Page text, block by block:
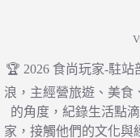
🏆 2026 食尚玩家-駐站
浪，主經營旅遊、美食
的角度，紀錄生活點
家，接觸他們的文化與